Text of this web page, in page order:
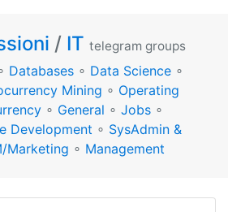
/ IT telegram groups
Databases ∘ Data Science ∘
Mining ∘ Operating
∘ General ∘ Jobs ∘
Development ∘ SysAdmin &
Marketing ∘ Management